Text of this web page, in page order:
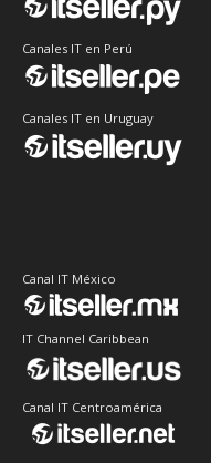
Canales IT en Perú
Canales IT en Uruguay
Canal IT México
IT Channel Caribbean
Canal IT Centroamérica